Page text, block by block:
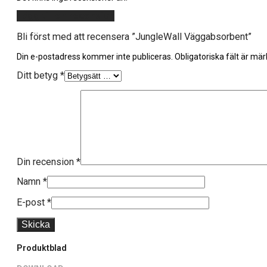
Bli först med att recensera ”JungleWall Väggabsorbent”
Din e-postadress kommer inte publiceras. Obligatoriska fält är
Ditt betyg *
Din recension *
Namn *
E-post *
Produktblad